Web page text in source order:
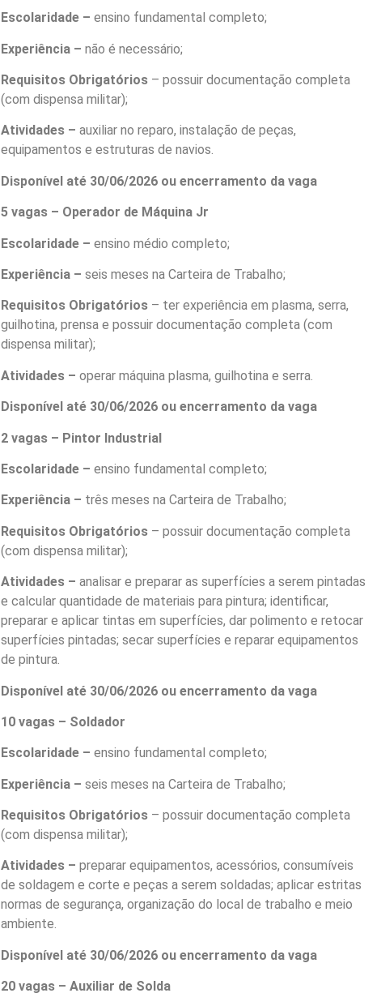
Escolaridade – ensino fundamental completo;
Experiência – não é necessário;
Requisitos Obrigatórios – possuir documentação completa
(com dispensa militar);
Atividades – auxiliar no reparo, instalação de peças,
equipamentos e estruturas de navios.
Disponível até 30/06/2026 ou encerramento da vaga
5 vagas – Operador de Máquina Jr
Escolaridade – ensino médio completo;
Experiência – seis meses na Carteira de Trabalho;
Requisitos Obrigatórios – ter experiência em plasma, serra,
guilhotina, prensa e possuir documentação completa (com
dispensa militar);
Atividades – operar máquina plasma, guilhotina e serra.
Disponível até 30/06/2026 ou encerramento da vaga
2 vagas – Pintor Industrial
Escolaridade – ensino fundamental completo;
Experiência – três meses na Carteira de Trabalho;
Requisitos Obrigatórios – possuir documentação completa
(com dispensa militar);
Atividades – analisar e preparar as superfícies a serem pintadas
e calcular quantidade de materiais para pintura; identificar,
preparar e aplicar tintas em superfícies, dar polimento e retocar
superfícies pintadas; secar superfícies e reparar equipamentos
de pintura.
Disponível até 30/06/2026 ou encerramento da vaga
10 vagas – Soldador
Escolaridade – ensino fundamental completo;
Experiência – seis meses na Carteira de Trabalho;
Requisitos Obrigatórios – possuir documentação completa
(com dispensa militar);
Atividades – preparar equipamentos, acessórios, consumíveis
de soldagem e corte e peças a serem soldadas; aplicar estritas
normas de segurança, organização do local de trabalho e meio
ambiente.
Disponível até 30/06/2026 ou encerramento da vaga
20 vagas – Auxiliar de Solda